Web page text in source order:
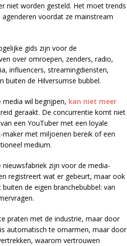
niet worden gesteld. Het moet trends
voordat ze mainstream
gids zijn voor de
over omroepen, zenders, radio,
influencers, streamingdiensten,
buiten de Hilversumse bubbel.
wil begrijpen, kan niet meer
geraakt. De concurrentie komt niet
een YouTuber met een loyale
met miljoenen bereik of een
medium.
zijn voor de media-
registreert wat er gebeurt, maar ook
de eigen branchebubbel: van
praten met de industrie, maar door
automatisch te omarmen, maar door
waarom vertrouwen